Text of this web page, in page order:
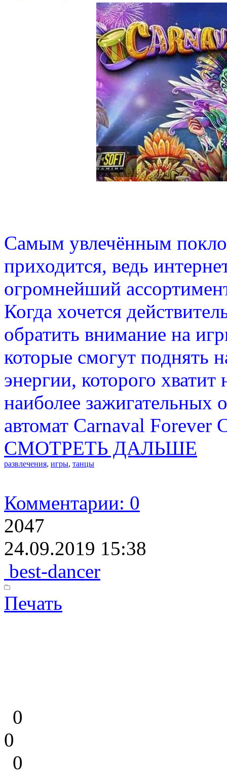
Самым увлечённым
приходится, ведь
огромнейший
Когда хочется
обратить внимание на
которые смогут поднять
энергии, которого
наиболее зажигательных
автомат Carnaval Forever
СМОТРЕТЬ ДАЛЬШЕ
развлечения, игры, танцы
Комментарии: 0
2047
24.09.2019 15:38
best-dancer
Печать
0
0
0